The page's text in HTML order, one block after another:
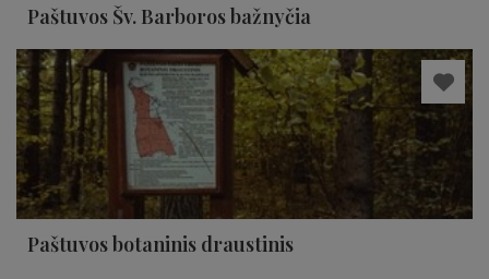
Paštuvos Šv. Barboros bažnyčia
Paštuvos botaninis draustinis